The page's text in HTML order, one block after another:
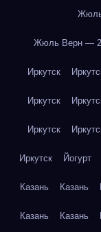
Жюль Верн —
Иркутск
Иркутск
Иркутск
Иркутск Йогурт
Казань Казань
Казань Казань